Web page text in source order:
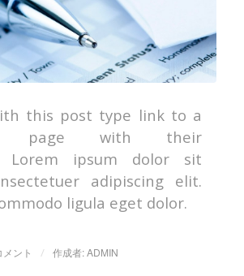
this post type link to a
page with their
Lorem ipsum dolor sit
adipiscing elit.
ligula eget dolor.
ント / 作成者:ADMIN